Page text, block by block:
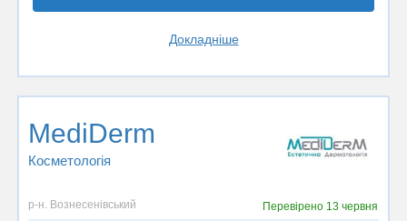
Докладніше
MediDerm
Косметологія
р-н. Вознесенівський Перевірено 13 червня